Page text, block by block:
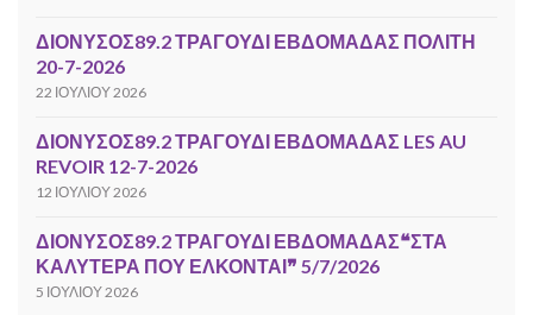
ΔΙΟΝΥΣΟΣ89.2 ΤΡΑΓΟΥΔΙ ΕΒΔΟΜΑΔΑΣ ΠΟΛΙΤΗ
20-7-2026
22 ΙΟΥΛΊΟΥ 2026
ΔΙΟΝΥΣΟΣ89.2 ΤΡΑΓΟΥΔΙ ΕΒΔΟΜΑΔΑΣ LES AU
REVOIR 12-7-2026
12 ΙΟΥΛΊΟΥ 2026
ΔΙΟΝΥΣΟΣ89.2 ΤΡΑΓΟΥΔΙ ΕΒΔΟΜΑΔΑΣ❝ΣΤΑ
ΚΑΛΥΤΕΡΑ ΠΟΥ ΕΛΚΟΝΤΑΙ❞ 5/7/2026
5 ΙΟΥΛΊΟΥ 2026